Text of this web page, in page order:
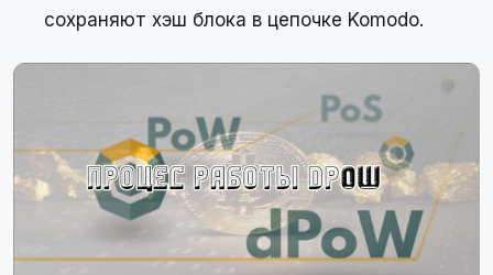
сохраняют хэш блока в цепочке Komodo.